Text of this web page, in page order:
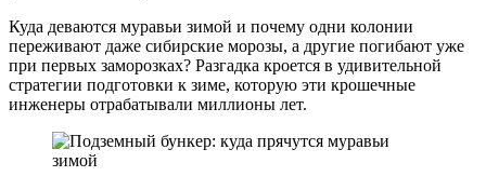
Куда деваются муравьи зимой и почему одни колонии
переживают даже сибирские морозы, а другие погибают уже
при первых заморозках? Разгадка кроется в удивительной
стратегии подготовки к зиме, которую эти крошечные
инженеры отрабатывали миллионы лет.